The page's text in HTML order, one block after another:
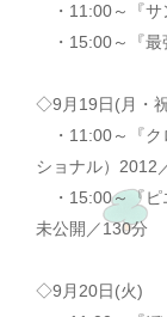
・11:00～『サ
・15:00～『最
◇9月19日(月・
・11:00～『ク
ショナル）2012
・15:00～『ピ
未公開／130分
◇9月20日(火)